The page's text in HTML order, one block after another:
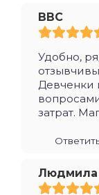
ВВС
Удобно,
Девченки
затрат.
Людмила